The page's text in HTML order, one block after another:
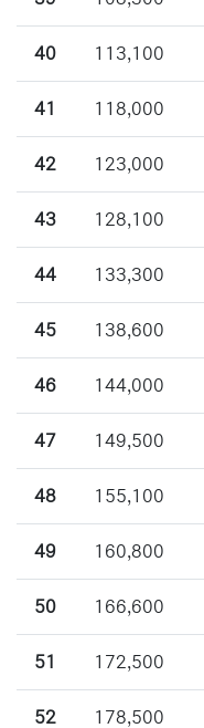
40 113,100
41 118,000
42 123,000
43 128,100
44 133,300
45 138,600
46 144,000
47 149,500
48 155,100
49 160,800
50 166,600
51 172,500
52 178,500